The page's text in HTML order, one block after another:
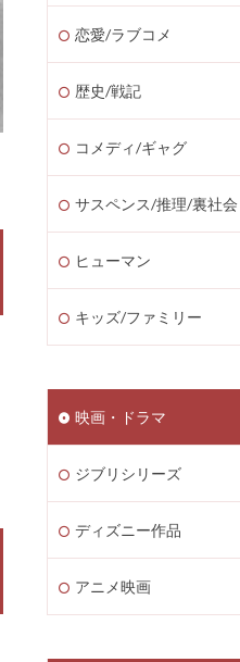
恋愛/ラブコメ
歴史/戦記
コメディ/ギャグ
サスペンス/推理/裏社会
ヒューマン
キッズ/ファミリー
映画・ドラマ
ジブリシリーズ
ディズニー作品
アニメ映画